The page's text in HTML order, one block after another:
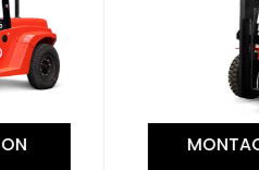
MONTACARGA 2.5 TON